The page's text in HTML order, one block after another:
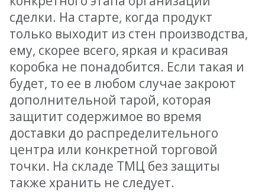
сделки. На старте, когда продукт
только выходит из стен производства,
ему, скорее всего, яркая и красивая
коробка не понадобится. Если такая и
будет, то ее в любом случае закроют
дополнительной тарой, которая
защитит содержимое во время
доставки до распределительного
центра или конкретной торговой
точки. На складе ТМЦ без защиты
также хранить не следует.